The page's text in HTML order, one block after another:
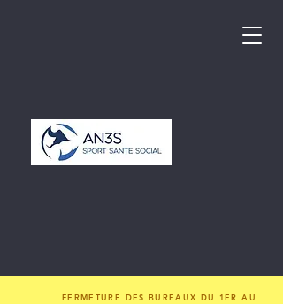
FERMETURE DES BUREAUX DU 1ER AU